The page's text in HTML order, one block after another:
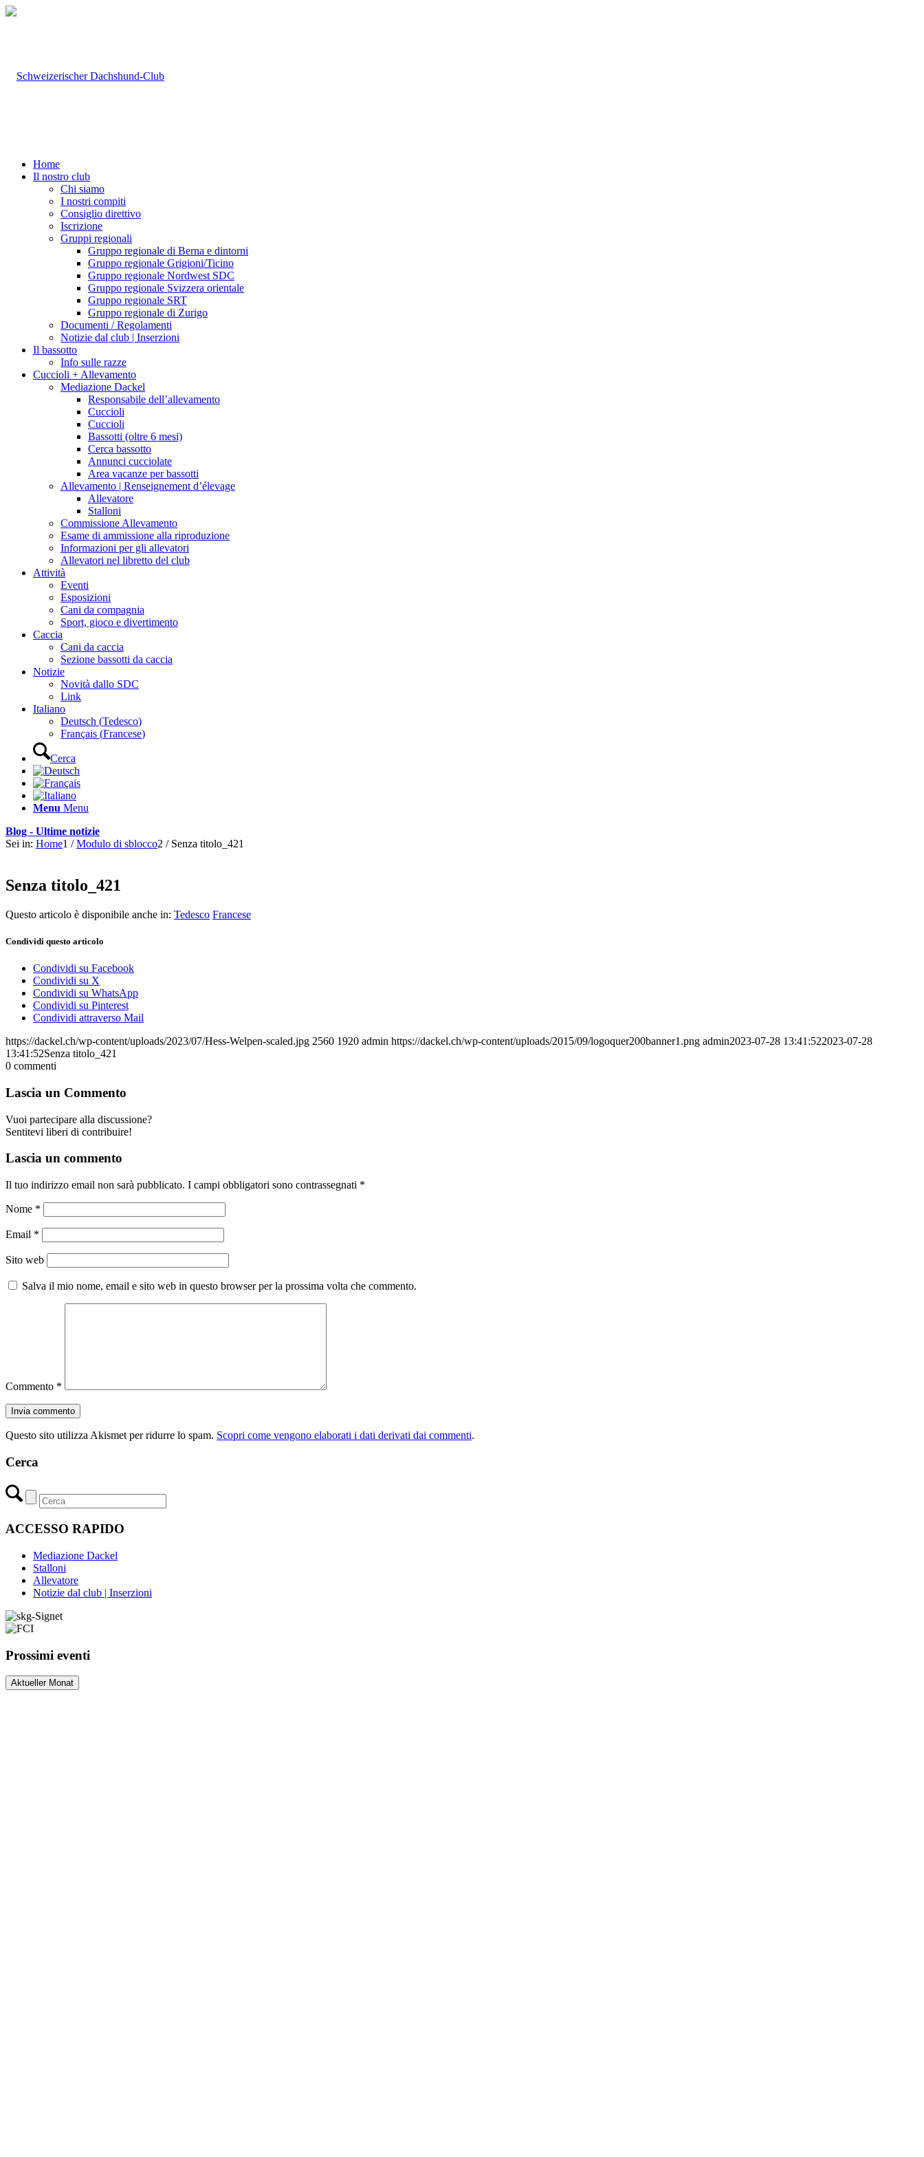
Home
Il nostro club
Chi siamo
I nostri compiti
Consiglio direttivo
Iscrizione
Gruppi regionali
Gruppo regionale di Berna e dintorni
Gruppo regionale Grigioni/Ticino
Gruppo regionale Nordwest SDC
Gruppo regionale Svizzera orientale
Gruppo regionale SRT
Gruppo regionale di Zurigo
Documenti / Regolamenti
Notizie dal club | Inserzioni
Il bassotto
Info sulle razze
Cuccioli + Allevamento
Mediazione Dackel
Responsabile dell’allevamento
Cuccioli
Cuccioli
Bassotti (oltre 6 mesi)
Cerca bassotto
Annunci cucciolate
Area vacanze per bassotti
Allevamento | Renseignement d’élevage
Allevatore
Stalloni
Commissione Allevamento
Esame di ammissione alla riproduzione
Informazioni per gli allevatori
Allevatori nel libretto del club
Attività
Eventi
Esposizioni
Cani da compagnia
Sport, gioco e divertimento
Caccia
Cani da caccia
Sezione bassotti da caccia
Notizie
Novità dallo SDC
Link
Italiano
Deutsch (Tedesco)
Français (Francese)
Cerca
Menu Menu
Blog - Ultime notizie
Sei in: Home1 / Modulo di sblocco2 / Senza titolo_421
Senza titolo_421
Questo articolo è disponibile anche in: Tedesco Francese
Condividi questo articolo
Condividi su Facebook
Condividi su X
Condividi su WhatsApp
Condividi su Pinterest
Condividi attraverso Mail
https://dackel.ch/wp-content/uploads/2023/07/Hess-Welpen-scaled.jpg 2560 1920 admin https://dackel.ch/wp-content/uploads/2015/09/logoquer200banner1.png admin2023-07-28 13:41:522023-07-28
13:41:52Senza titolo_421
0 commenti
Lascia un Commento
Vuoi partecipare alla discussione?
Sentitevi liberi di contribuire!
Lascia un commento
Il tuo indirizzo email non sarà pubblicato. I campi obbligatori sono contrassegnati *
Nome *
Email *
Sito web
Salva il mio nome, email e sito web in questo browser per la prossima volta che commento.
Commento *
Questo sito utilizza Akismet per ridurre lo spam. Scopri come vengono elaborati i dati derivati dai commenti.
Cerca
ACCESSO RAPIDO
Mediazione Dackel
Stalloni
Allevatore
Notizie dal club | Inserzioni
Prossimi eventi
Aktueller Monat